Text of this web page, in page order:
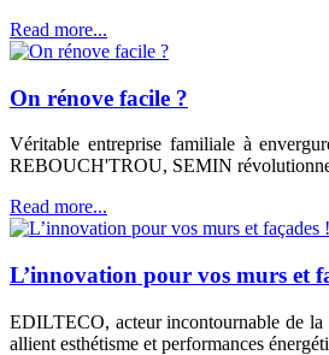
Read more...
On rénove facile ?
Véritable entreprise familiale à
REBOUCH'TROU, SEMIN révolutionne
Read more...
L’innovation pour vos murs et
EDILTECO, acteur incontournable de
allient esthétisme et performances